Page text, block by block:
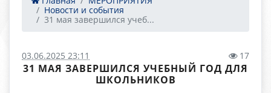
Новости и события
31 мая завершился учеб...
03.06.2025 23:11 17
31 МАЯ ЗАВЕРШИЛСЯ УЧЕБНЫЙ ГОД ДЛЯ
ШКОЛЬНИКОВ